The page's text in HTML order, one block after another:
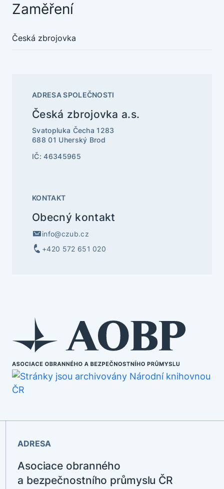
Zaměření
Česká zbrojovka
ADRESA SPOLEČNOSTI
Česká zbrojovka a.s.
Svatopluka Čecha 1283
688 01 Uherský Brod
IČ: 46345965
KONTAKT
Obecný kontakt
info@czub.cz
+420 572 651 020
ADRESA
Asociace obranného
a bezpečnostního průmyslu ČR